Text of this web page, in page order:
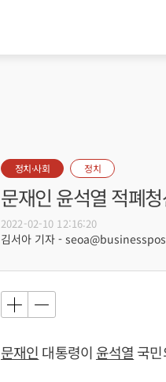
정치·사회 정치
문재인 윤석열 적폐
2022-02-10 12:16:20
김서아 기자 -
문재인 대통령이 윤석열 국